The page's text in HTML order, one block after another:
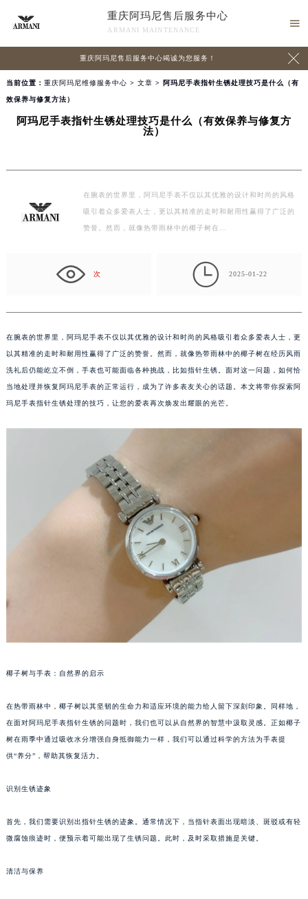
重庆阿玛尼售后服务中心
ARMANI MAINTENANCE

重庆阿玛尼售后服务中心竭诚为您服务！ 
当前位置： 重庆阿玛尼维修服务中心 > 文章 > 阿玛尼手表指针生锈处理技巧是什么（有
效保养与修复方法）
阿玛尼手表指针生锈处理技巧是什么（有效保养与修复方
法）
在腕表的世界里，阿玛尼手表不仅以其优雅的设计和时尚的风格
吸引着众多爱表人士，更以其精准的走时和耐用性赢得了广泛的
赞誉。然而，就像热带雨林中的椰子树在…
次  2025-01-22
在腕表的世界里，阿玛尼手表不仅以其优雅的设计和时尚的风格吸引着众多爱表人士，更
以其精准的走时和耐用性赢得了广泛的赞誉。然而，就像热带雨林中的椰子树在经历风雨
洗礼后仍能屹立不倒，手表也可能面临各种挑战，比如指针生锈。面对这一问题，如何恰
当地处理并恢复阿玛尼手表的正常运行，成为了许多表友关心的话题。本文将带你探索阿
玛尼手表指针生锈处理的技巧，让您的爱表再次焕发出耀眼的光芒。
椰子树与手表：自然界的启示
在热带雨林中，椰子树以其坚韧的生命力和适应环境的能力给人留下深刻印象。同样地，
在面对阿玛尼手表指针生锈的问题时，我们也可以从自然界的智慧中汲取灵感。正如椰子
树在雨季中通过吸收水分增强自身抵御能力一样，我们可以通过科学的方法为手表提
供“养分”，帮助其恢复活力。
识别生锈迹象
首先，我们需要识别出指针生锈的迹象。通常情况下，当指针表面出现暗淡、斑驳或有轻
微腐蚀痕迹时，便预示着可能出现了生锈问题。此时，及时采取措施是关键。
清洁与保养